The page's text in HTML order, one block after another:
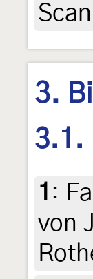
3.
3.1.
1 :
von